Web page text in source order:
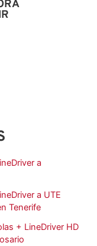
a
a UTE
Tenerife
+ LineDriver HD